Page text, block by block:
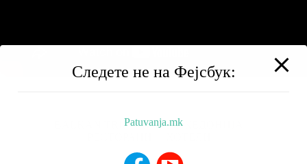
BALKAN TRIP
НИЗ МАКЕДОНИЈА
Следете не на Фејсбук:
Patuvanja.mk